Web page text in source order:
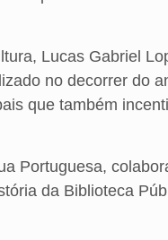
Lucas Gabriel
no decorrer do
que também
Portuguesa,
da Biblioteca